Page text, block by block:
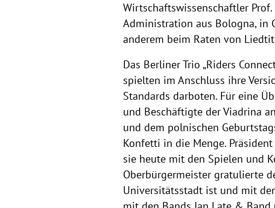
Wirtschaftswissenschaftler
Administration aus Bologna, in
anderem beim Raten von
Das Berliner Trio „Riders
spielten im Anschluss ihre
Standards darboten. Für eine
und Beschäftigte der Viadrina
und dem polnischen
Konfetti in die Menge.
sie heute mit den Spielen und
Oberbürgermeister gratulierte
Universitätsstadt ist und mit